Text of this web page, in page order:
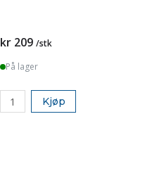
kr 209 /stk
På lager
Kjøp